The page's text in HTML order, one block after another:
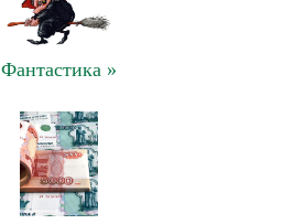
Фантастика »